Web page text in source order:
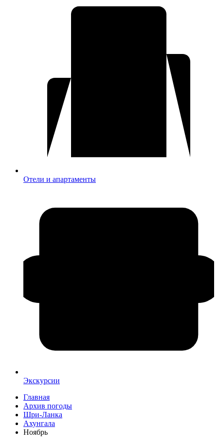
Отели и апартаменты
Экскурсии
Главная
Архив погоды
Шри-Ланка
Ахунгала
Ноябрь